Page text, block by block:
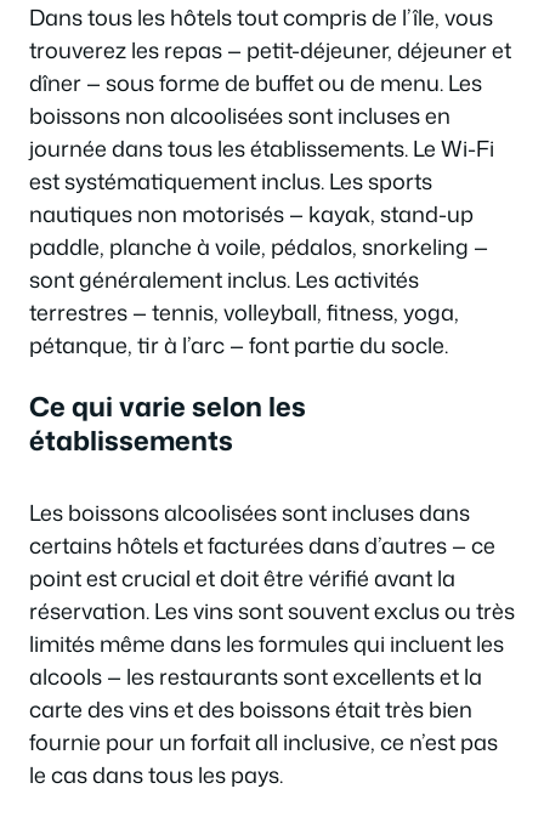
Dans tous les hôtels tout compris de l’île, vous
trouverez les repas — petit-déjeuner, déjeuner et
dîner — sous forme de buffet ou de menu. Les
boissons non alcoolisées sont incluses en
journée dans tous les établissements. Le Wi-Fi
est systématiquement inclus. Les sports
nautiques non motorisés — kayak, stand-up
paddle, planche à voile, pédalos, snorkeling —
sont généralement inclus. Les activités
terrestres — tennis, volleyball, fitness, yoga,
pétanque, tir à l’arc — font partie du socle.
Ce qui varie selon les
établissements
Les boissons alcoolisées sont incluses dans
certains hôtels et facturées dans d’autres — ce
point est crucial et doit être vérifié avant la
réservation. Les vins sont souvent exclus ou très
limités même dans les formules qui incluent les
alcools — les restaurants sont excellents et la
carte des vins et des boissons était très bien
fournie pour un forfait all inclusive, ce n’est pas
le cas dans tous les pays.